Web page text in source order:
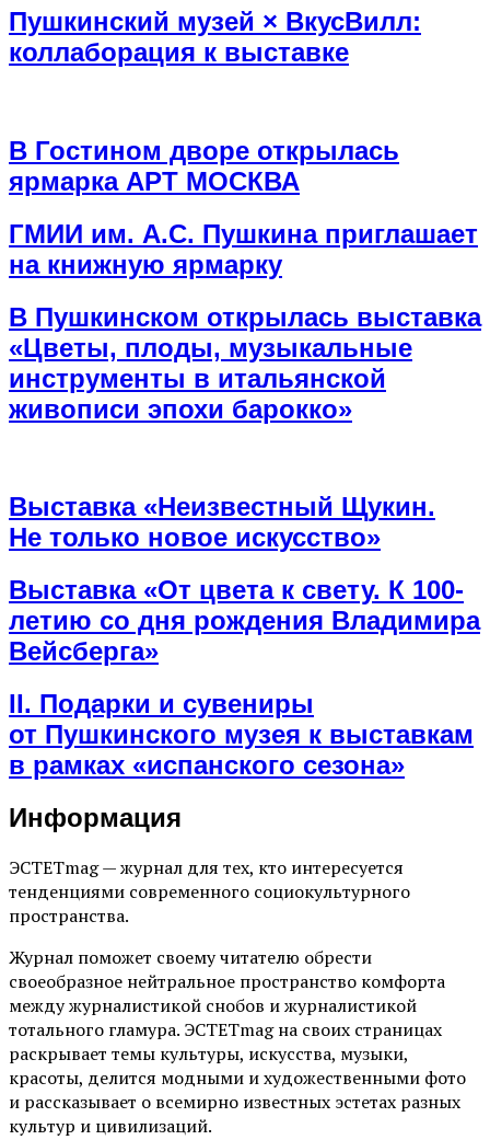
Пушкинский музей × ВкусВилл:
коллаборация к выставке
В Гостином дворе открылась
ярмарка АРТ МОСКВА
ГМИИ им. А.С. Пушкина приглашает
на книжную ярмарку
В Пушкинском открылась выставка
«Цветы, плоды, музыкальные
инструменты в итальянской
живописи эпохи барокко»
Выставка «Неизвестный Щукин.
Не только новое искусство»
Выставка «От цвета к свету. К 100-
летию со дня рождения Владимира
Вейсберга»
II. Подарки и сувениры
от Пушкинского музея к выставкам
в рамках «испанского сезона»
Информация
ЭСТЕТmag — журнал для тех, кто интересуется
тенденциями современного социокультурного
пространства.
Журнал поможет своему читателю обрести
своеобразное нейтральное пространство комфорта
между журналистикой снобов и журналистикой
тотального гламура. ЭСТЕТmag на своих страницах
раскрывает темы культуры, искусства, музыки,
красоты, делится модными и художественными фото
и рассказывает о всемирно известных эстетах разных
культур и цивилизаций.